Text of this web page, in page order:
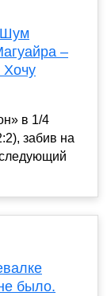
–
Хочу
в 1/4
забив на
было.